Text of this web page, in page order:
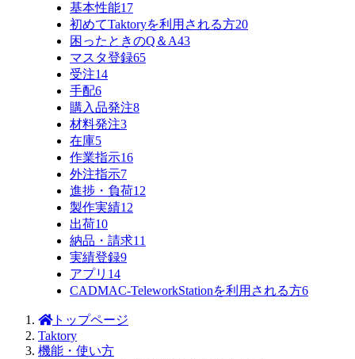
基本性能17
初めてTaktoryを利用される方20
困ったときのQ＆A43
マスタ登録65
受注14
手配6
購入品発注8
材料発注3
在庫5
作業指示16
外注指示7
進捗・負荷12
製作実績12
出荷10
納品・請求11
実績登録9
アプリ 14
CADMAC-TeleworkStationを利用される方6
トップページ
Taktory
機能・使い方